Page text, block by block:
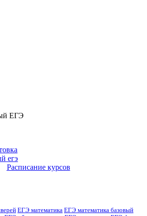
ЕГЭ
егэ
Расписание курсов
ЕГЭ математика ЕГЭ математика базовый